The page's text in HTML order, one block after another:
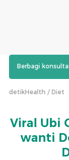
Berbagi
detikHealth Diet
Viral Ubi
wanti